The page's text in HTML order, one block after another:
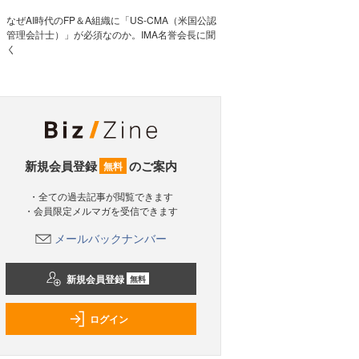
なぜAI時代のFP＆A組織に「US-CMA（米国公認
管理会計士）」が必須なのか。IMA名誉会長に聞
く
新規会員登録 無料 のご案内
・全ての過去記事が閲覧できます
・会員限定メルマガを受信できます
メールバックナンバー
新規会員登録 無料
ログイン